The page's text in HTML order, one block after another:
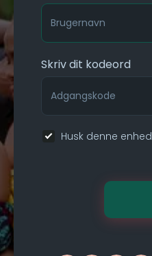
Skriv dit kodeord
Husk denne enhed